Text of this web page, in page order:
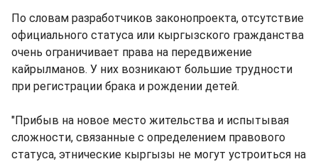
По словам разработчиков законопроекта, отсутствие
официального статуса или кыргызского гражданства
очень ограничивает права на передвижение
кайрылманов. У них возникают большие трудности
при регистрации брака и рождении детей.
"Прибыв на новое место жительства и испытывая
сложности, связанные с определением правового
статуса, этнические кыргызы не могут устроиться на